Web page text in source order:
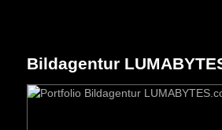
Bildagentur